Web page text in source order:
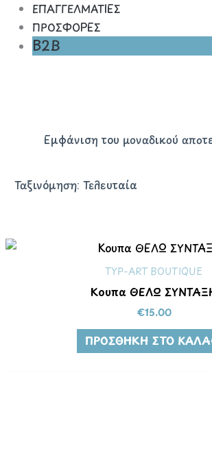
ΕΠΑΓΓΕΛΜΑΤΙΕΣ
ΠΡΟΣΦΟΡΕΣ
B2B
Εμφάνιση του μοναδικού
TYP-ART BOUTIQUE
Κούπα ΘΕΛΩ
€15.00
ΠΡΟΣΘΉΚΗ ΣΤΟ